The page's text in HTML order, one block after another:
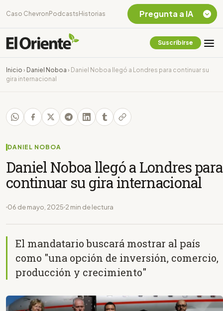
Caso Chevron Podcasts Historias
Suscribirse
Inicio › Daniel Noboa › Daniel Noboa llegó a Londres para continuar su
gira internacional
DANIEL NOBOA
Daniel Noboa llegó a Londres para
continuar su gira internacional
06 de mayo, 2025 2 min de lectura
El mandatario buscará mostrar al país
como "una opción de inversión, comercio,
producción y crecimiento"
Pregunta a IA
Chevron Ecuador